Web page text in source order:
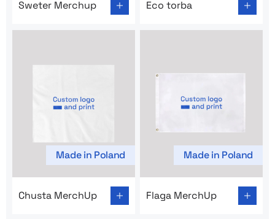
Sweter Merchup
Eco torba
Made in Poland
Chusta MerchUp
Made in Poland
Flaga MerchUp